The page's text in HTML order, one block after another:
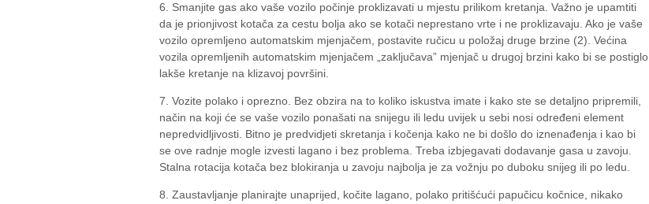
6. Smanjite gas ako vaše vozilo počinje proklizavati u mjestu prilikom kretanja. Važno je upamtiti
da je prionjivost kotača za cestu bolja ako se kotači neprestano vrte i ne proklizavaju. Ako je vaše
vozilo opremljeno automatskim mjenjačem, postavite ručicu u položaj druge brzine (2). Većina
vozila opremljenih automatskim mjenjačem „zaključava” mjenjač u drugoj brzini kako bi se postiglo
lakše kretanje na klizavoj površini.
7. Vozite polako i oprezno. Bez obzira na to koliko iskustva imate i kako ste se detaljno pripremili,
način na koji će se vaše vozilo ponašati na snijegu ili ledu uvijek u sebi nosi određeni element
nepredvidljivosti. Bitno je predvidjeti skretanja i kočenja kako ne bi došlo do iznenađenja i kao bi
se ove radnje mogle izvesti lagano i bez problema. Treba izbjegavati dodavanje gasa u zavoju.
Stalna rotacija kotača bez blokiranja u zavoju najbolja je za vožnju po duboku snijeg ili po ledu.
8. Zaustavljanje planirajte unaprijed, kočite lagano, polako pritišćući papučicu kočnice, nikako